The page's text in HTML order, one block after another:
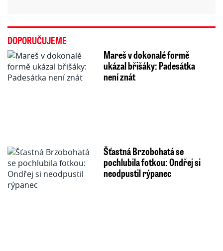
DOPORUČUJEME
Mareš v dokonalé formě
ukázal břišáky: Padesátka
není znát
Šťastná Brzobohatá se
pochlubila fotkou: Ondřej si
neodpustil rýpanec